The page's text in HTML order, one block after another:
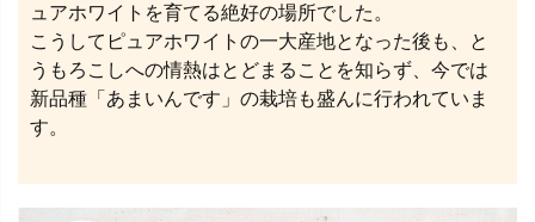
ュアホワイトを育てる絶好の場所でした。
こうしてピュアホワイトの一大産地となった後も、と
うもろこしへの情熱はとどまることを知らず、今では
新品種「あまいんです」の栽培も盛んに行われていま
す。